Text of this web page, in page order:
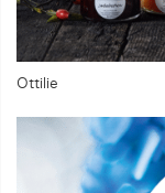
Ottilie